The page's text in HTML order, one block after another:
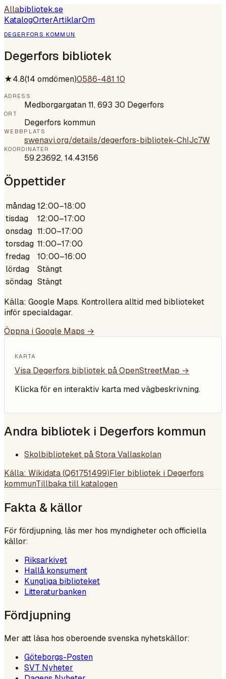
Allabibliotek.se
KatalogOrterArtiklarOm
DEGERFORS KOMMUN
Degerfors bibliotek
★4.8(14 omdömen)0586-481 10
ADRESS
Medborgargatan 11, 693 30 Degerfors
ORT
Degerfors kommun
WEBBPLATS
swenavi.org/details/degerfors-bibliotek-ChIJc7W
KOORDINATER
59.23692,14.43156
Öppettider
måndag12:00–18:00
tisdag
12:00–17:00
onsdag 11:00–17:00
torsdag 11:00–17:00
fredag
10:00–16:00
lördag
Stängt
söndag Stängt
Källa: Google Maps. Kontrollera alltid med biblioteket
inför specialdagar.
Öppna i Google Maps →
KARTA
Visa Degerfors bibliotek på OpenStreetMap →
Klicka för en interaktiv karta med vägbeskrivning.
Andra bibliotek i Degerfors kommun
Skolbiblioteket på Stora Vallaskolan
Källa: Wikidata (Q61751499)Fler bibliotek i Degerfors
kommunTillbaka till katalogen
Fakta & källor
För fördjupning, läs mer hos myndigheter och officiella
källor:
Riksarkivet
Hallå konsument
Kungliga biblioteket
Litteraturbanken
Fördjupning
Mer att läsa hos oberoende svenska nyhetskällor:
Göteborgs-Posten
SVT Nyheter